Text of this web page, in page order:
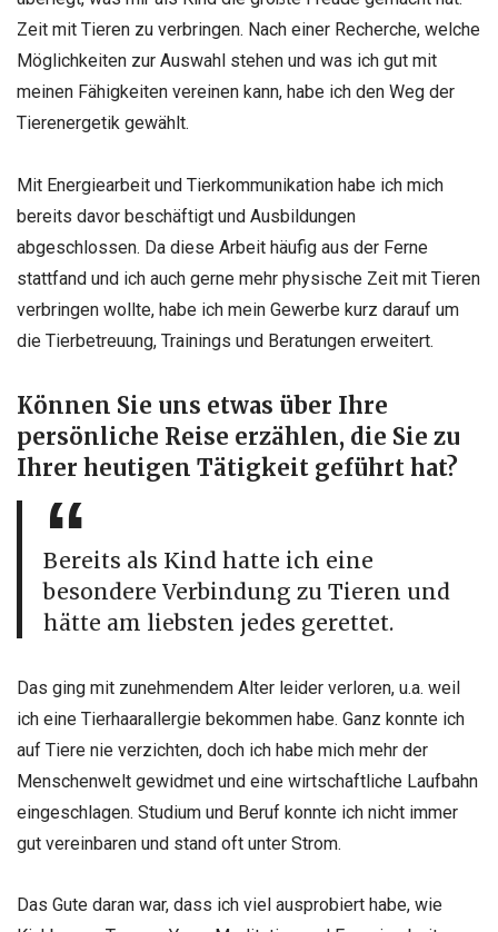
Zeit mit Tieren zu verbringen. Nach einer Recherche, welche
Möglichkeiten zur Auswahl stehen und was ich gut mit
meinen Fähigkeiten vereinen kann, habe ich den Weg der
Tierenergetik gewählt.
Mit Energiearbeit und Tierkommunikation habe ich mich
bereits davor beschäftigt und Ausbildungen
abgeschlossen. Da diese Arbeit häufig aus der Ferne
stattfand und ich auch gerne mehr physische Zeit mit Tieren
verbringen wollte, habe ich mein Gewerbe kurz darauf um
die Tierbetreuung, Trainings und Beratungen erweitert.
Können Sie uns etwas über Ihre
persönliche Reise erzählen, die Sie zu
Ihrer heutigen Tätigkeit geführt hat?
Bereits als Kind hatte ich eine
besondere Verbindung zu Tieren und
hätte am liebsten jedes gerettet.
Das ging mit zunehmendem Alter leider verloren, u.a. weil
ich eine Tierhaarallergie bekommen habe. Ganz konnte ich
auf Tiere nie verzichten, doch ich habe mich mehr der
Menschenwelt gewidmet und eine wirtschaftliche Laufbahn
eingeschlagen. Studium und Beruf konnte ich nicht immer
gut vereinbaren und stand oft unter Strom.
Das Gute daran war, dass ich viel ausprobiert habe, wie